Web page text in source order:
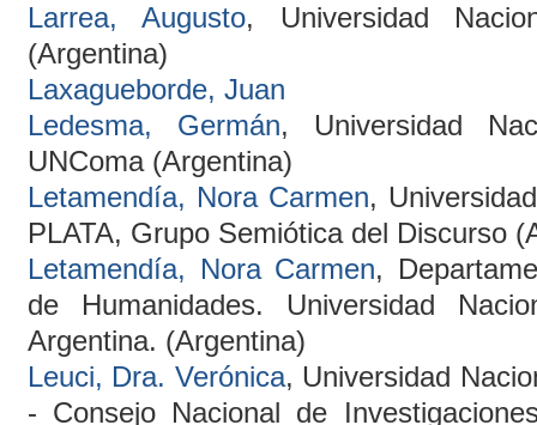
Larrea, Augusto, Universidad
(Argentina)
Laxagueborde, Juan
Ledesma, Germán, Universidad
UNComa (Argentina)
Letamendía, Nora Carmen,
PLATA, Grupo Semiótica del Discurso
Letamendía, Nora Carmen,
de Humanidades. Universidad
Argentina. (Argentina)
Leuci, Dra. Verónica, Universidad
- Consejo Nacional de